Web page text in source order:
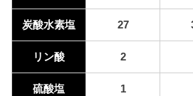
炭酸水素塩 27
リン酸 2
硫酸塩 1